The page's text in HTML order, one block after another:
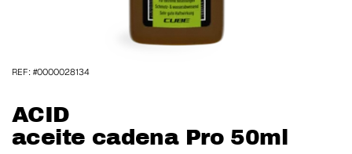
ACID
aceite cadena Pro 50ml
REF: #0000028134